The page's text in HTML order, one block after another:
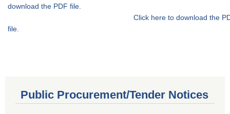
download the PDF file.
Click here to download the
file.
Public Procurement/Tender Notices